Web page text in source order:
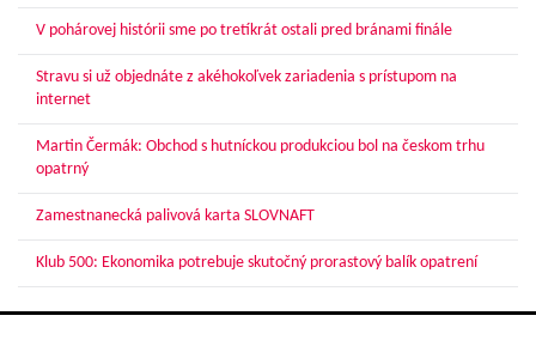
V pohárovej histórii sme po tretíkrát ostali pred bránami finále
Stravu si už objednáte z akéhokoľvek zariadenia s prístupom na
internet
Martin Čermák: Obchod s hutníckou produkciou bol na českom trhu
opatrný
Zamestnanecká palivová karta SLOVNAFT
Klub 500: Ekonomika potrebuje skutočný prorastový balík opatrení